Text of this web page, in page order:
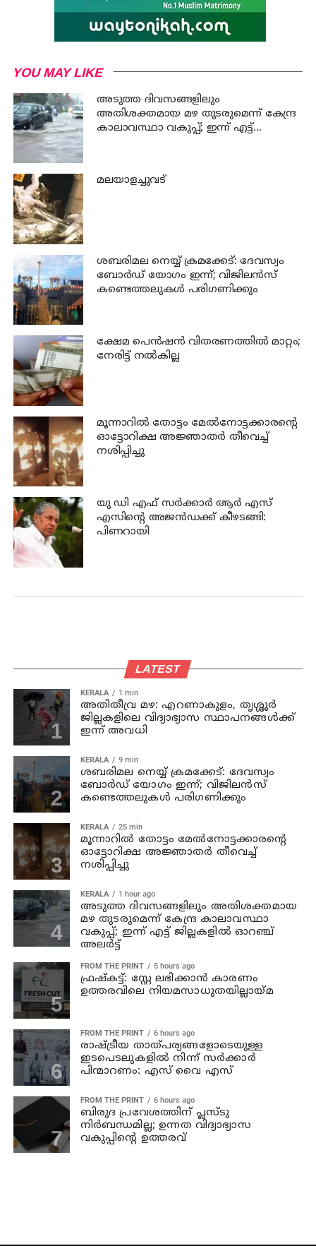
YOU MAY LIKE
അടുത്ത ദിവസങ്ങളിലും
അതിശക്തമായ മഴ തുടരുമെന്ന് കേന്ദ്ര
കാലാവസ്ഥാ വകുപ്പ്; ഇന്ന് എട്ട്
മലയാളച്ചുവട്
ശബരിമല നെയ്യ് ക്രമക്കേട്: ദേവസ്വം
ബോർഡ് യോഗം ഇന്ന്; വിജിലൻസ്
കണ്ടെത്തലുകൾ പരിഗണിക്കും
ക്ഷേമ പെന്‍ഷന്‍ വിതരണത്തില്‍ മാറ്റം;
നേരിട്ട് നല്‍കില്ല
മൂന്നാറില്‍ തോട്ടം മേല്‍നോട്ടക്കാരന്റെ
ഓട്ടോറിക്ഷ അജ്ഞാതര്‍ തീവെച്ച്
നശിപ്പിച്ചു
യു ഡി എഫ് സര്‍ക്കാര്‍ ആര്‍ എസ്
എസിന്റെ അജന്‍ഡക്ക്‌ കീഴടങ്ങി:
പിണറായി
LATEST
KERALA 1 min
അതിതീവ്ര മഴ: എറണാകുളം, തൃശ്ശൂർ
ജില്ലകളിലെ വിദ്യാഭ്യാസ സ്ഥാപനങ്ങൾക്ക്
ഇന്ന് അവധി
KERALA 9 min
ശബരിമല നെയ്യ് ക്രമക്കേട്: ദേവസ്വം
ബോർഡ് യോഗം ഇന്ന്; വിജിലൻസ്
കണ്ടെത്തലുകൾ പരിഗണിക്കും
KERALA 25 min
മൂന്നാറില്‍ തോട്ടം മേല്‍നോട്ടക്കാരന്റെ
ഓട്ടോറിക്ഷ അജ്ഞാതര്‍ തീവെച്ച്
നശിപ്പിച്ചു
KERALA 1 hour ago
അടുത്ത ദിവസങ്ങളിലും അതിശക്തമായ
മഴ തുടരുമെന്ന് കേന്ദ്ര കാലാവസ്ഥാ
വകുപ്പ്; ഇന്ന് എട്ട് ജില്ലകളിൽ ഓറഞ്ച്
അലർട്ട്
FROM THE PRINT 5 hours ago
ഫ്രഷ്‌കട്ട്: സ്റ്റേ ലഭിക്കാന്‍ കാരണം
ഉത്തരവിലെ നിയമസാധുതയില്ലായ്മ
FROM THE PRINT 6 hours ago
രാഷ്ട്രീയ താത്പര്യങ്ങളോടെയുള്ള
ഇടപെടലുകളില്‍ നിന്ന് സര്‍ക്കാര്‍
പിന്മാറണം: എസ് വൈ എസ്
FROM THE PRINT 6 hours ago
ബിരുദ പ്രവേശത്തിന് പ്ലസ്ടു
നിര്‍ബന്ധമില്ല; ഉന്നത വിദ്യാഭ്യാസ
വകുപ്പിന്റെ ഉത്തരവ്